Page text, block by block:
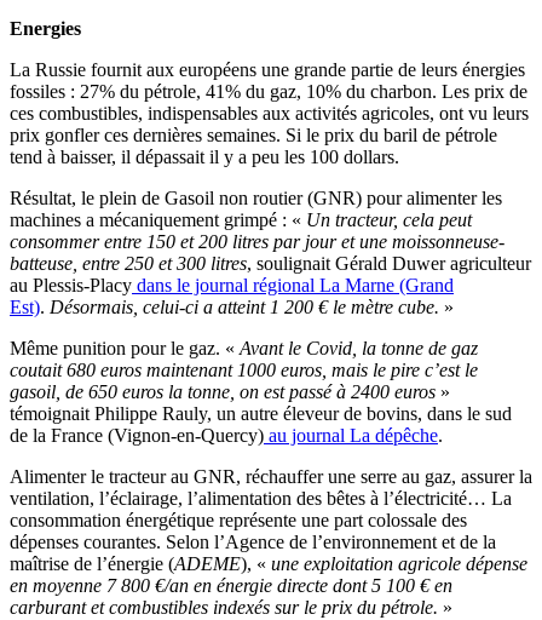
Energies
La Russie fournit aux européens une grande partie de leurs énergies
fossiles : 27% du pétrole, 41% du gaz, 10% du charbon. Les prix de
ces combustibles, indispensables aux activités agricoles, ont vu leurs
prix gonfler ces dernières semaines. Si le prix du baril de pétrole
tend à baisser, il dépassait il y a peu les 100 dollars.
Résultat, le plein de Gasoil non routier (GNR) pour alimenter les
machines a mécaniquement grimpé : « Un tracteur, cela peut
consommer entre 150 et 200 litres par jour et une moissonneuse-
batteuse, entre 250 et 300 litres, soulignait Gérald Duwer agriculteur
au Plessis-Placy dans le journal régional La Marne (Grand
Est). Désormais, celui-ci a atteint 1 200 € le mètre cube. »
Même punition pour le gaz. « Avant le Covid, la tonne de gaz
coutait 680 euros maintenant 1000 euros, mais le pire c’est le
gasoil, de 650 euros la tonne, on est passé à 2400 euros »
témoignait Philippe Rauly, un autre éleveur de bovins, dans le sud
de la France (Vignon-en-Quercy) au journal La dépêche.
Alimenter le tracteur au GNR, réchauffer une serre au gaz, assurer la
ventilation, l’éclairage, l’alimentation des bêtes à l’électricité… La
consommation énergétique représente une part colossale des
dépenses courantes. Selon l’Agence de l’environnement et de la
maîtrise de l’énergie (ADEME), « une exploitation agricole dépense
en moyenne 7 800 €/an en énergie directe dont 5 100 € en
carburant et combustibles indexés sur le prix du pétrole. »